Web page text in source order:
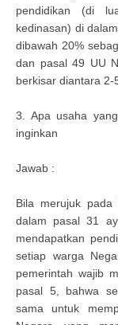
pendidikan (di
kedinasan) di
dibawah 20%
dan pasal 49 UU
berkisar diantara 2-
3. Apa usaha
inginkan
Jawab :
Bila merujuk pada
dalam pasal 31
mendapatkan
setiap warga
pemerintah wajib
pasal 5, bahwa
sama untuk